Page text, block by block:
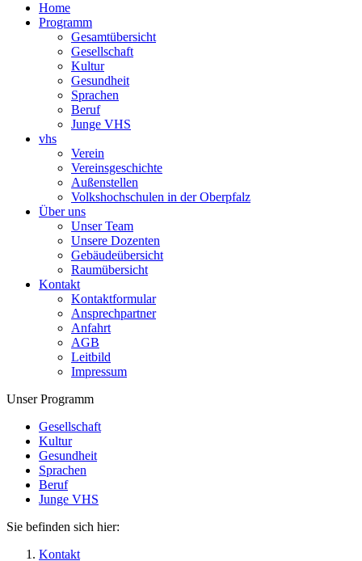
Home
Programm
Gesamtübersicht
Gesellschaft
Kultur
Gesundheit
Sprachen
Beruf
Junge VHS
vhs
Verein
Vereinsgeschichte
Außenstellen
Volkshochschulen in der Oberpfalz
Über uns
Unser Team
Unsere Dozenten
Gebäudeübersicht
Raumübersicht
Kontakt
Kontaktformular
Ansprechpartner
Anfahrt
AGB
Leitbild
Impressum
Unser Programm
Gesellschaft
Kultur
Gesundheit
Sprachen
Beruf
Junge VHS
Sie befinden sich hier:
Kontakt